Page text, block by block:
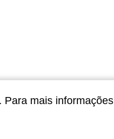
Para mais informações